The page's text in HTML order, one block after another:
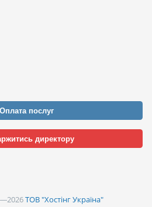
Оплата послуг
директору
ТОВ "Хостінг Україна"